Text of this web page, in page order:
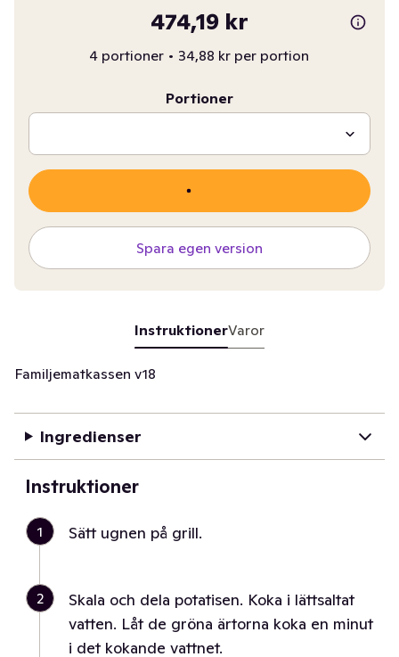
474,19 kr
4 portioner • 34,88 kr per portion
Portioner
Spara egen version
InstruktionerVaror
Familjematkassen v18
Ingredienser
Instruktioner
1 Sätt ugnen på grill.
2
Skala och dela potatisen. Koka i lättsaltat
vatten. Låt de gröna ärtorna koka en minut
i det kokande vattnet.